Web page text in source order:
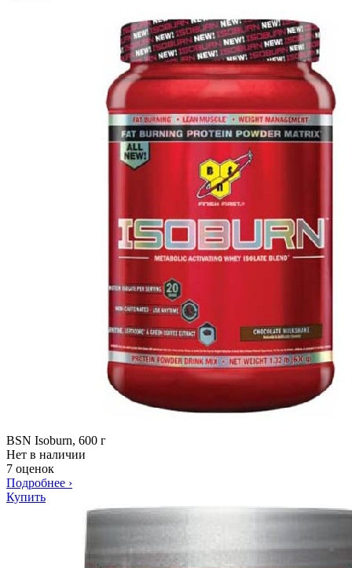
BSN Isoburn, 600 г
Нет в наличии
7 оценок
Подробнее ›
Купить